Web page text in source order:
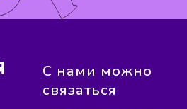
С нами можно
связаться